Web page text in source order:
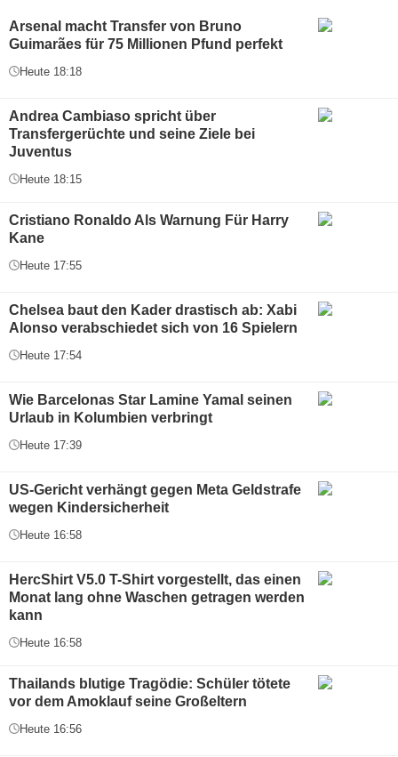
Arsenal macht Transfer von Bruno
Guimarães für 75 Millionen Pfund perfekt
Heute 18:18
Andrea Cambiaso spricht über
Transfergerüchte und seine Ziele bei
Juventus
Heute 18:15
Cristiano Ronaldo Als Warnung Für Harry
Kane
Heute 17:55
Chelsea baut den Kader drastisch ab: Xabi
Alonso verabschiedet sich von 16 Spielern
Heute 17:54
Wie Barcelonas Star Lamine Yamal seinen
Urlaub in Kolumbien verbringt
Heute 17:39
US-Gericht verhängt gegen Meta Geldstrafe
wegen Kindersicherheit
Heute 16:58
HercShirt V5.0 T-Shirt vorgestellt, das einen
Monat lang ohne Waschen getragen werden
kann
Heute 16:58
Thailands blutige Tragödie: Schüler tötete
vor dem Amoklauf seine Großeltern
Heute 16:56